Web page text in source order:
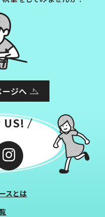
ジへ
US!
スとは